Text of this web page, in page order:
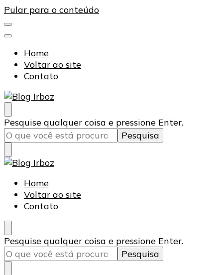
Pular para o conteúdo
Home
Voltar ao site
Contato
Blog Irboz
Blog de Lubrificação Industrial
Procurando
algo?
Pesquise qualquer coisa e pressione Enter.
Blog Irboz
Blog de Lubrificação Industrial
Home
Voltar ao site
Contato
Procurando
algo?
Pesquise qualquer coisa e pressione Enter.